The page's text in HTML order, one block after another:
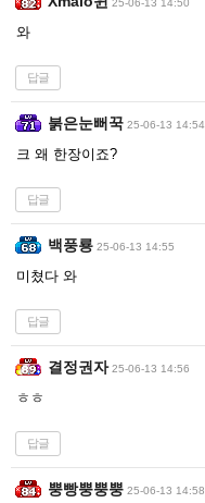
25-06-13 14:50
와
답글
붉은눈뻐꾹 25-06-13 14:54
크 왜 한장이죠?
답글
백풍룡 25-06-13 14:55
미쳤다 와
답글
결정권자 25-06-13 14:56
ㅎㅎ
답글
뿡빵뿡뿡뿡 25-06-13 14:58